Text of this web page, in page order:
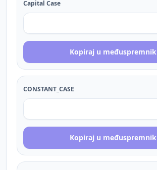
Capital Case
Kopiraj u međuspremnik
CONSTANT_CASE
Kopiraj u međuspremnik